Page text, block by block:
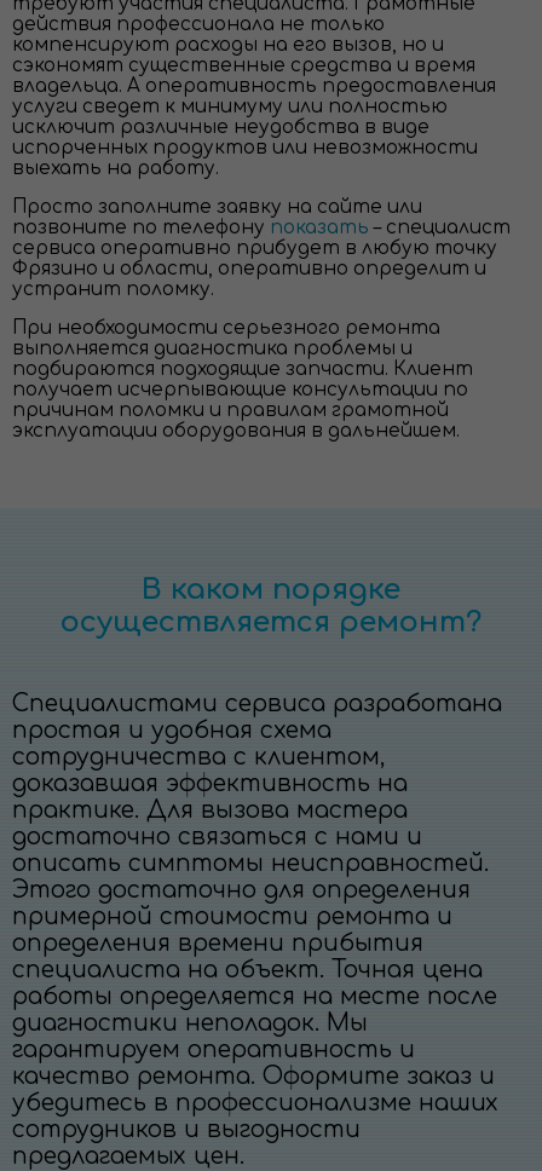
действия профессионала не только
компенсируют расходы на его вызов, но и
сэкономят существенные средства и время
владельца. А оперативность предоставления
услуги сведет к минимуму или полностью
исключит различные неудобства в виде
испорченных продуктов или невозможности
выехать на работу.
Просто заполните заявку на сайте или
позвоните по телефону показать – специалист
сервиса оперативно прибудет в любую точку
Фрязино и области, оперативно определит и
устранит поломку.
При необходимости серьезного ремонта
выполняется диагностика проблемы и
подбираются подходящие запчасти. Клиент
получает исчерпывающие консультации по
причинам поломки и правилам грамотной
эксплуатации оборудования в дальнейшем.
В каком порядке
осуществляется ремонт?
Специалистами сервиса разработана
простая и удобная схема
сотрудничества с клиентом,
доказавшая эффективность на
практике. Для вызова мастера
достаточно связаться с нами и
описать симптомы неисправностей.
Этого достаточно для определения
примерной стоимости ремонта и
определения времени прибытия
специалиста на объект. Точная цена
работы определяется на месте после
диагностики неполадок. Мы
гарантируем оперативность и
качество ремонта. Оформите заказ и
убедитесь в профессионализме наших
сотрудников и выгодности
предлагаемых цен.